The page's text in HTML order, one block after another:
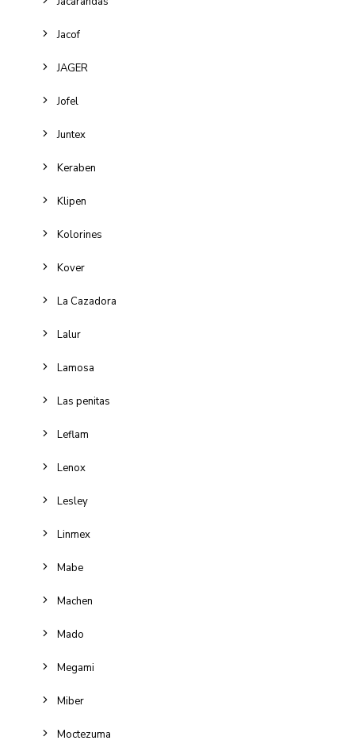
Jacof
JAGER
Jofel
Juntex
Keraben
Klipen
Kolorines
Kover
La Cazadora
Lalur
Lamosa
Las penitas
Leflam
Lenox
Lesley
Linmex
Mabe
Machen
Mado
Megami
Miber
Moctezuma